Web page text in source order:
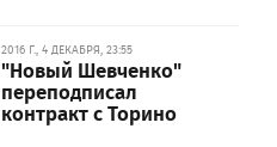
2016 Г., 4 ДЕКАБРЯ, 23:55
"Новый Шевченко"
переподписал
контракт с Торино